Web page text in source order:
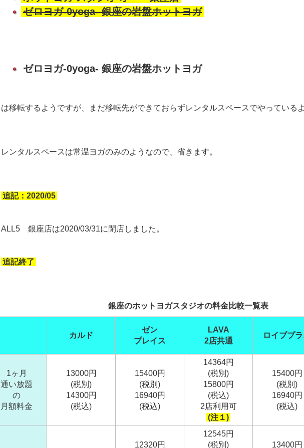
ゼロヨガ-0yoga- 銀座の岩盤ホットヨガ
ゼロヨガ-0yoga- 銀座の岩盤ホットヨガ
は移転するようですが、まだ移転先ができておらずレンタルスペースでやっているよ
レンタルスペースは常温ヨガのみのようなので、省きます。
追記：2020/05
ALL5 銀座店は2020/03/31に閉店しました。
追記終了
銀座のホットヨガスタジオの料金比較一覧表
カルド
ゼン
プレイス
LAVA
2店共通
ロイブプ
1ヶ月
通い放題
の
月額料金
13000円
(税別)
14300円
(税込)
15400円
(税別)
16940円
(税込)
14364円
(税別)
15800円
(税込)
2店利用可
(注１)
15400円
(税別)
16940円
(税込)
12320円
12545円
(税別)
13400円